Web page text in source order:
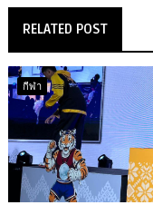
RELATED POST
กีฬา